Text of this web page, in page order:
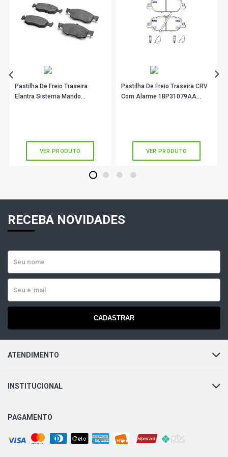
QUANTUM GLS I SW 2.0 8V AP (1990 - 1994)
SANTANA CG SEDAN 1.8 8V AP (1990 - 1994)
SANTANA CLI SEDAN 1.8 8V AP (1990 - 1994)
SANTANA GL SEDAN 1.8 8V AP (1990 - 1994)
SANTANA GLS SEDAN 1.8 8V AP (1990 - 1994)
SANTANA CL SEDAN 2.0 8V AP (1990 - 1994)
SANTANA EVIDENCE SEDAN 2.0 8V AP (1990 - 1994)
SANTANA GLS SEDAN 2.0 8V AP (1990 - 1994)
Pastilha De Freio Traseira
Elantra Sistema Mando
VER PRODUTO
Pastilha De Freio Traseira CRV
Com Alarme 1BP31079AA
VER PRODUTO
1 2 3 4
RECEBA NOVIDADES
CADASTRAR
ATENDIMENTO
INSTITUCIONAL
PAGAMENTO